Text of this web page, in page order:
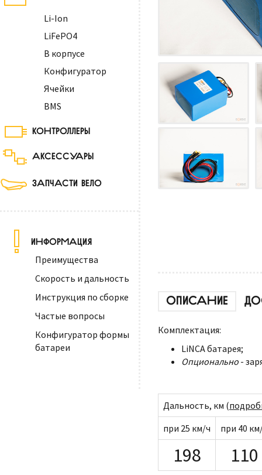
Li-Ion
LiFePO4
В корпусе
Конфигуратор
Ячейки
BMS
КОНТРОЛЛЕРЫ
АКСЕССУАРЫ
ЗАПЧАСТИ ВЕЛО
ИНФОРМАЦИЯ
Преимущества
Скорость и дальность
Инструкция по сборке
Частые вопросы
Конфигуратор формы
батареи
ОПИСАНИЕ
Комплектация:
LiNCA батарея;
Опционально -
Дальность, км (
при 25 км/ч
при 40
198 110